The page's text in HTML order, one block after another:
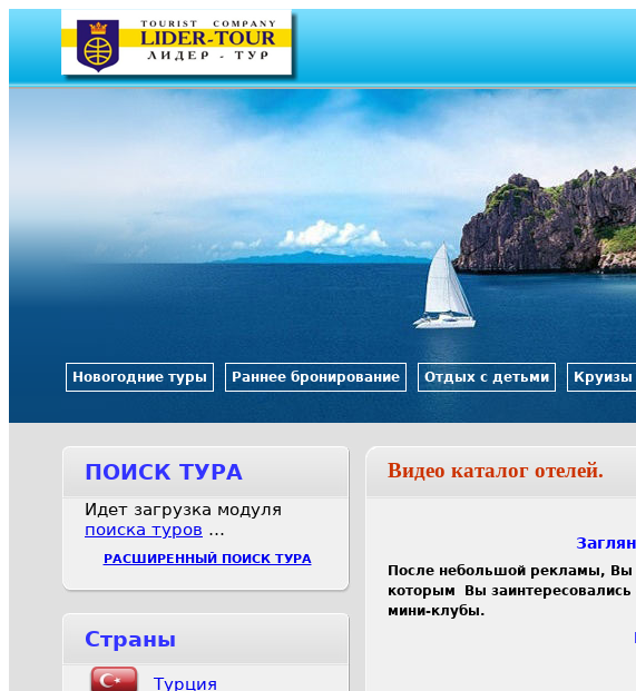
Новогодние туры Раннее бронирование Отдых с детьми Круизы
Видео каталог отелей.
После небольшой рекламы, Вы
которым Вы
мини-клубы.
ПОИСК ТУРА
Идет загрузка модуля
поиска туров …
РАСШИРЕННЫЙ ПОИСК ТУРА
Страны
Турция